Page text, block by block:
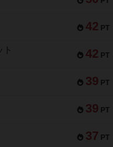
42 PT
42 PT
39 PT
39 PT
37 PT